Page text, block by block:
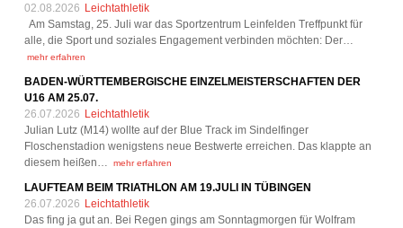
02.08.2026 Leichtathletik
Am Samstag, 25. Juli war das Sportzentrum Leinfelden Treffpunkt für
alle, die Sport und soziales Engagement verbinden möchten: Der…
mehr erfahren
BADEN-WÜRTTEMBERGISCHE EINZELMEISTERSCHAFTEN DER
U16 AM 25.07.
26.07.2026 Leichtathletik
Julian Lutz (M14) wollte auf der Blue Track im Sindelfinger
Floschenstadion wenigstens neue Bestwerte erreichen. Das klappte an
diesem heißen…
mehr erfahren
LAUFTEAM BEIM TRIATHLON AM 19.JULI IN TÜBINGEN
26.07.2026 Leichtathletik
Das fing ja gut an. Bei Regen gings am Sonntagmorgen für Wolfram